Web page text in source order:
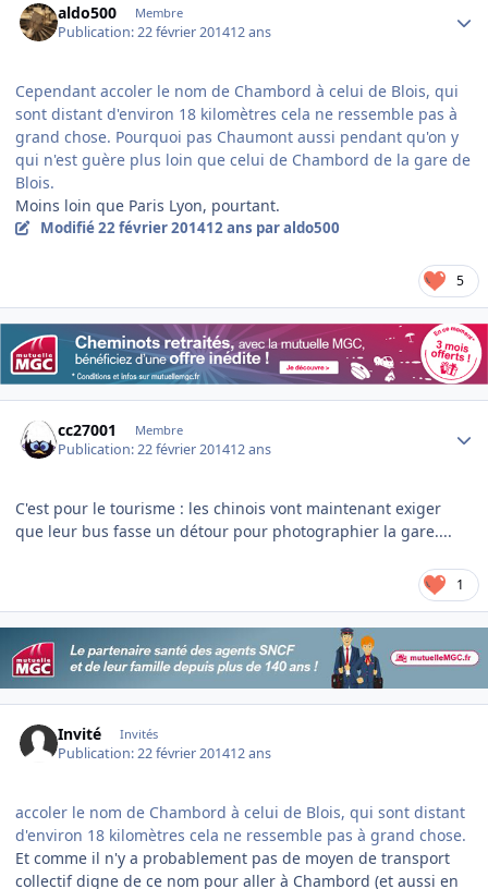
aldo500 Membre
Publication:22 février 201412 ans
Cependant accoler le nom de Chambord à celui de Blois, qui
sont distant d'environ 18 kilomètres cela ne ressemble pas à
grand chose. Pourquoi pas Chaumont aussi pendant qu'on y
qui n'est guère plus loin que celui de Chambord de la gare de
Blois.
Moins loin que Paris Lyon, pourtant.
Modifié22 février 201412 ans par aldo500
5
cc27001 Membre
Publication:22 février 201412 ans
C'est pour le tourisme : les chinois vont maintenant exiger
que leur bus fasse un détour pour photographier la gare....
1
Invité Invités
Publication:22 février 201412 ans
accoler le nom de Chambord à celui de Blois, qui sont distant
d'environ 18 kilomètres cela ne ressemble pas à grand chose.
Et comme il n'y a probablement pas de moyen de transport
collectif digne de ce nom pour aller à Chambord (et aussi en